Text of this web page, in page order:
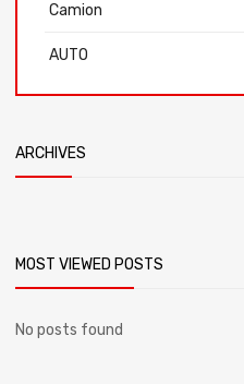
Camion
AUTO
ARCHIVES
MOST VIEWED POSTS
No posts found